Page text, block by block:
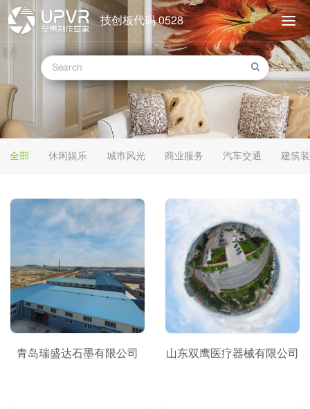
技创板代码 0528
全部 休闲娱乐 城市风光 商业服务 汽车交通 建筑
青岛瑞盛达石墨有限公司 山东双鹰医疗器械有限公司